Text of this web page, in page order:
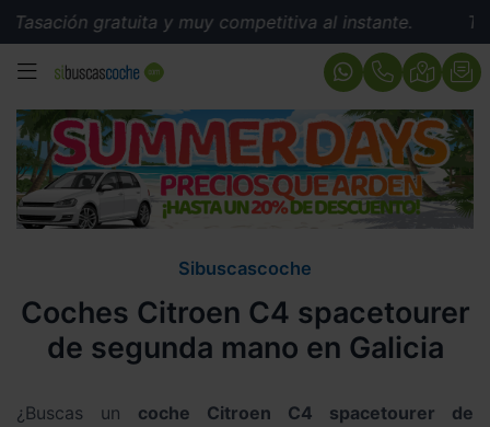
gratuita y muy competitiva al instante.
MENÚ
Sibuscascoche
Coches Citroen C4 spacetourer
de segunda mano en Galicia
¿Buscas un coche Citroen C4 spacetourer de